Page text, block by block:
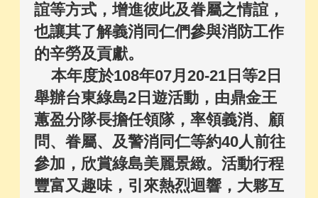
誼等方式，增進彼此及眷屬之情誼，
也讓其了解義消同仁們參與消防工作
的辛勞及貢獻。
本年度於108年07月20-21日等2日
舉辦台東綠島2日遊活動，由鼎金王
蕙盈分隊長擔任領隊，率領義消、顧
問、眷屬、及警消同仁等約40人前往
參加，欣賞綠島美麗景緻。活動行程
豐富又趣味，引來熱烈迴響，大夥互